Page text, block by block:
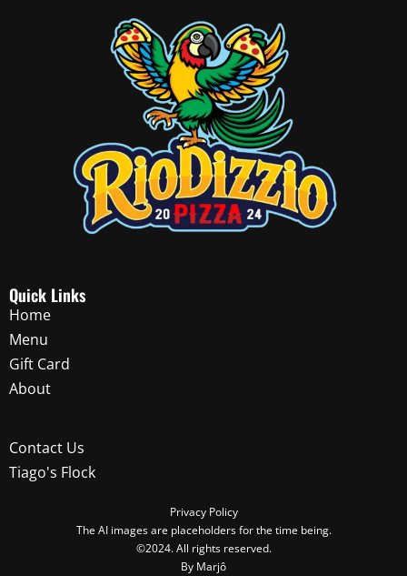
Quick Links
Home
Menu
Gift Card
About
Contact Us
Tiago's Flock
Privacy Policy
The AI images are placeholders for the time being.
©2024. All rights reserved.
By Marjô